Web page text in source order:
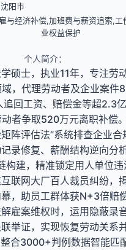
阳市
与经济补偿,加班费与薪资追索,工
业权益保护
个人简介：
硕士，执业11年，专注劳
，代理劳动者及企业案件
回工资、赔偿金等超2.3亿
者争取520万元离职补偿
阵评估法”系统排查企业合
录修复、薪酬结构逆向分
构建，精准锁定用人单位违
联网大厂百人裁员纠纷，
，助员工群体获N+3倍赔
雇案维权时，运用隐蔽录
举证，实现恢复劳动关系
合3000+判例数据智能匹